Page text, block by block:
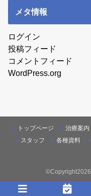
メタ情報
ログイン
投稿フィード
コメントフィード
WordPress.org
トップページ 治療案内
スタッフ
各種資料
©Copyright2026